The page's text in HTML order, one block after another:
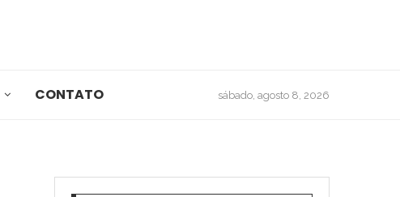
CONTATO sábado, agosto 8, 2026